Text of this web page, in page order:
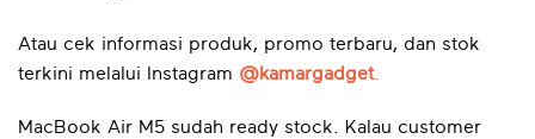
Atau cek informasi produk, promo terbaru, dan stok
terkini melalui Instagram @kamargadget.
MacBook Air M5 sudah ready stock. Kalau customer